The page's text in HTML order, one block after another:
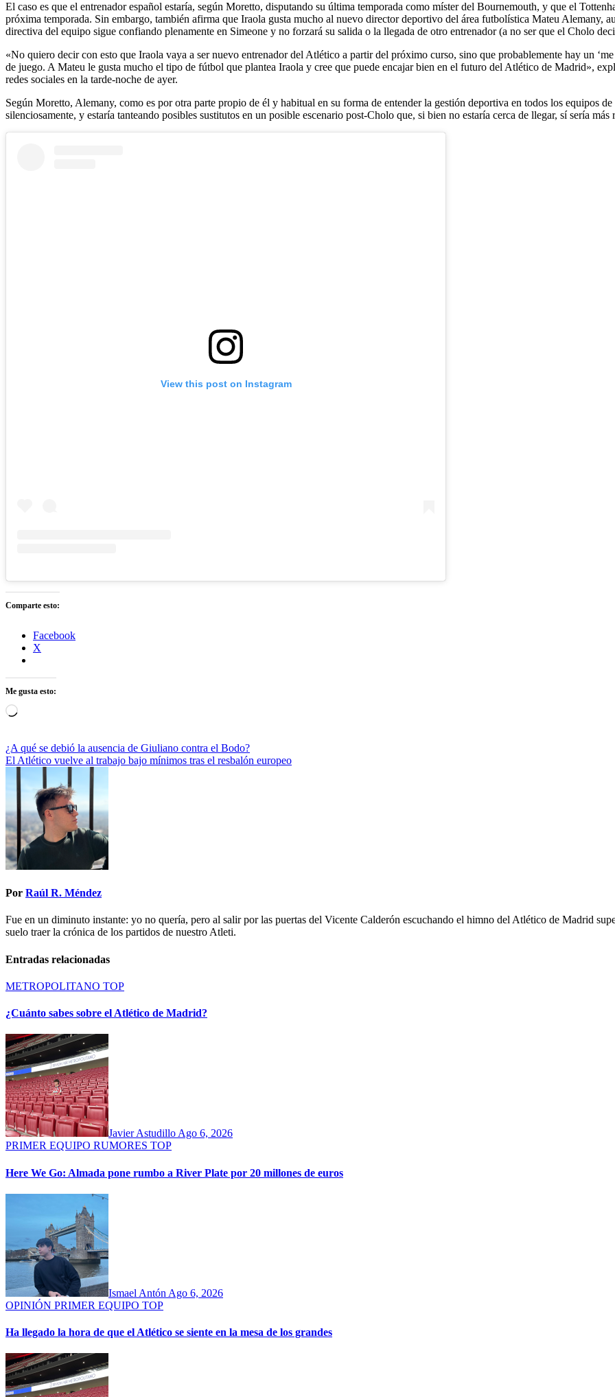
El caso es que el entrenador español estaría, según Moretto, disputando su última temporada como míster del Bournemouth, y que el
próxima temporada. Sin embargo, también afirma que Iraola gusta mucho al nuevo director deportivo del área futbolística Mateu Alemany,
directiva del equipo sigue confiando plenamente en Simeone y no forzará su salida o la llegada de otro entrenador (a no ser que el Cholo
«No quiero decir con esto que Iraola vaya a ser nuevo entrenador del Atlético a partir del próximo curso, sino que probablemente hay un
de juego. A Mateu le gusta mucho el tipo de fútbol que plantea Iraola y cree que puede encajar bien en el futuro del Atlético de Madrid»,
redes sociales en la tarde-noche de ayer.
Según Moretto, Alemany, como es por otra parte propio de él y habitual en su forma de entender la gestión deportiva en todos los equipos
silenciosamente, y estaría tanteando posibles sustitutos en un posible escenario post-Cholo que, si bien no estaría cerca de llegar, sí sería
View this post on Instagram
Comparte esto:
Facebook
X
Me gusta esto:
Cargando...
Navegación
de
entradas
¿A qué se debió la ausencia de Giuliano contra el Bodo?
El Atlético vuelve al trabajo bajo mínimos tras el resbalón europeo
Por Raúl R. Méndez
Fue en un diminuto instante: yo no quería, pero al salir por las puertas del Vicente Calderón escuchando el himno del Atlético de Madrid
suelo traer la crónica de los partidos de nuestro Atleti.
Entradas relacionadas
METROPOLITANO TOP
¿Cuánto sabes sobre el Atlético de Madrid?
Javier Astudillo Ago 6, 2026
PRIMER EQUIPO RUMORES TOP
Here We Go: Almada pone rumbo a River Plate por 20 millones de euros
Ismael Antón Ago 6, 2026
OPINIÓN PRIMER EQUIPO TOP
Ha llegado la hora de que el Atlético se siente en la mesa de los grandes